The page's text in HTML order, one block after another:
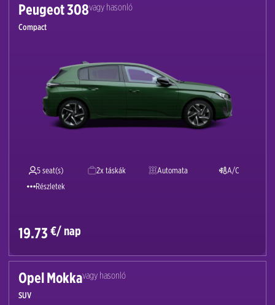
Peugeot 308vagy hasonló
Compact
5 seat(s) 2x táskák Automata
A/C
Részletek
19.73 €/ nap
Opel Mokkavagy hasonló
SUV